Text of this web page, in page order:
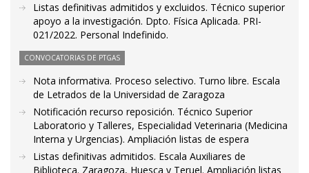
Listas definitivas admitidos y excluidos. Técnico superior
apoyo a la investigación. Dpto. Física Aplicada. PRI-
021/2022. Personal Indefinido.
CONVOCATORIAS DE PTGAS
Nota informativa. Proceso selectivo. Turno libre. Escala
de Letrados de la Universidad de Zaragoza
Notificación recurso reposición. Técnico Superior
Laboratorio y Talleres, Especialidad Veterinaria (Medicina
Interna y Urgencias). Ampliación listas de espera
Listas definitivas admitidos. Escala Auxiliares de
Biblioteca. Zaragoza, Huesca y Teruel. Ampliación listas